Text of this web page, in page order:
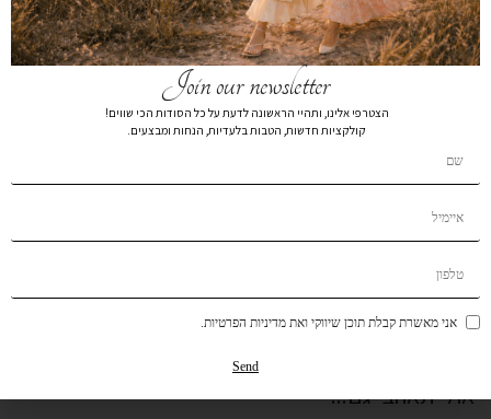
מידה
M
L
XL
הרכב בד:
הוסף לרשימת המשאלות
אולי תאהבי גם...
Join our newsletter
הצטרפי אלינו, ותהיי הראשונה לדעת על כל הסודות הכי שווים!
קולקציות חדשות, הטבות בלעדיות, הנחות ומבצעים.
אני מאשרת קבלת תוכן שיווקי ואת מדיניות הפרטיות.
Send